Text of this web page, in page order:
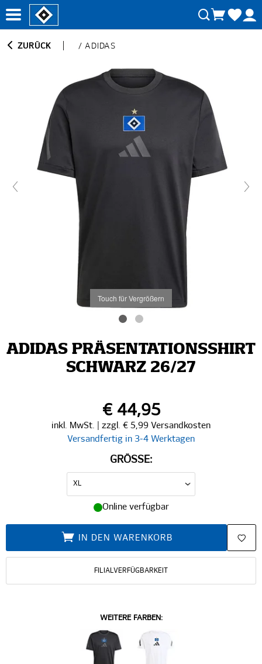
ZURÜCK /ADIDAS
Touch für Vergrößern
ADIDAS PRÄSENTATIONSSHIRT
SCHWARZ 26/27
€ 44,95
inkl. MwSt. | zzgl. € 5,99 Versandkosten
Versandfertig in 3-4 Werktagen
GRÖSSE:
Online verfügbar
IN DEN WARENKORB
FILIALVERFÜGBARKEIT
WEITERE FARBEN: